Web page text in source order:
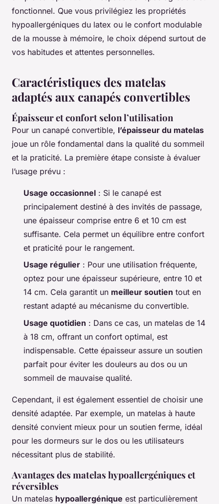
fonctionnel. Que vous privilégiez les propriétés
hypoallergéniques du latex ou le confort modulable
de la mousse à mémoire, le choix dépend surtout de
vos habitudes et attentes personnelles.
Caractéristiques des matelas
adaptés aux canapés convertibles
Épaisseur et confort selon l’utilisation
Pour un canapé convertible, l’épaisseur du matelas
joue un rôle fondamental dans la qualité du sommeil
et la praticité. La première étape consiste à évaluer
l’usage prévu :
Usage occasionnel : Si le canapé est
principalement destiné à des invités de passage,
une épaisseur comprise entre 6 et 10 cm est
suffisante. Cela permet un équilibre entre confort
et praticité pour le rangement.
Usage régulier : Pour une utilisation fréquente,
optez pour une épaisseur supérieure, entre 10 et
14 cm. Cela garantit un meilleur soutien tout en
restant adapté au mécanisme du convertible.
Usage quotidien : Dans ce cas, un matelas de 14
à 18 cm, offrant un confort optimal, est
indispensable. Cette épaisseur assure un soutien
parfait pour éviter les douleurs au dos ou un
sommeil de mauvaise qualité.
Cependant, il est également essentiel de choisir une
densité adaptée. Par exemple, un matelas à haute
densité convient mieux pour un soutien ferme, idéal
pour les dormeurs sur le dos ou les utilisateurs
nécessitant plus de stabilité.
Avantages des matelas hypoallergéniques et
réversibles
Un matelas hypoallergénique est particulièrement